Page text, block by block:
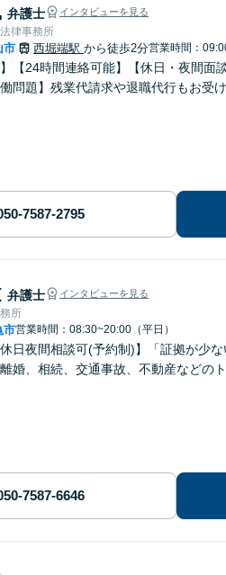
弁護士 インタビューを見る
律事務所
市 西堀端駅 から徒歩2分営業時間：
】【24時間連絡可能】【休日・夜間
問題】残業代請求や退職代行もお受
弁護士 インタビューを見る
所
市営業時間：08:30~20:00（平日）
休日夜間相談可(予約制)】「証拠が少
婚、相続、交通事故、不動産などの